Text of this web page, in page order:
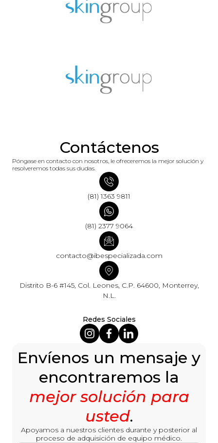
Contáctenos
Póngase en contacto con nosotros, le ofreceremos la mejor solución y
resolveremos todas sus dudas.
(81) 1363 9811
(81) 2377 9064
contacto@ibespecializada.com
Distrito B-6 #145, Col. Leones, C.P. 64600, Monterrey,
N.L.
Redes Sociales
Envíenos un mensaje y
encontraremos la
mejor solución para
usted.
Apoyamos a nuestros clientes durante y posterior al
proceso de adquisición de equipo médico.